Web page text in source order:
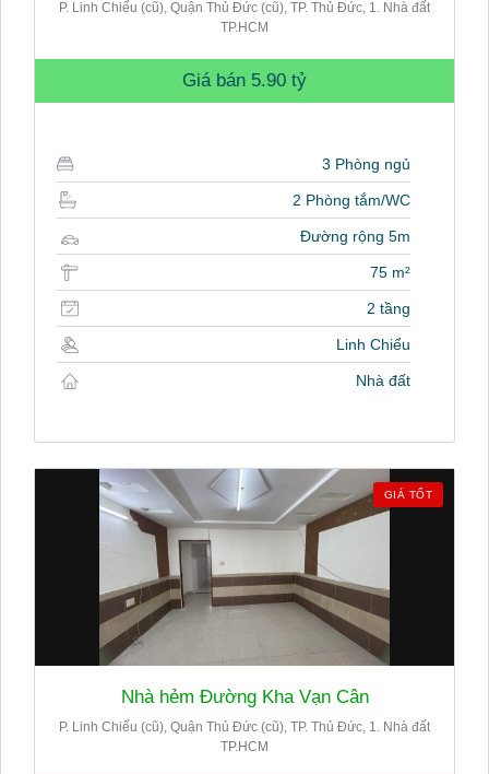
P. Linh Chiểu (cũ), Quận Thủ Đức (cũ), TP. Thủ Đức, 1. Nhà đất
TP.HCM
Giá bán 5.90 tỷ
3 Phòng ngủ
2 Phòng tắm/WC
Đường rộng 5m
75 m²
2 tầng
Linh Chiểu
Nhà đất
GIÁ TỐT
Nhà hẻm Đường Kha Vạn Cân
P. Linh Chiểu (cũ), Quận Thủ Đức (cũ), TP. Thủ Đức, 1. Nhà đất
TP.HCM